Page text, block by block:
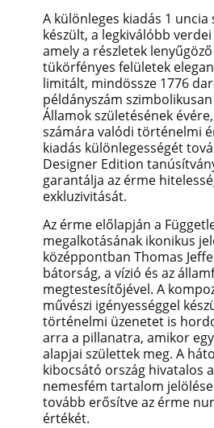
A különleges kiadás 1 uncia
készült, a legkiválóbb verdei
amely a részletek
tükörfényes felületek
limitált, mindössze 1776
példányszám
Államok születésének
számára valódi történelmi
kiadás különlegességét
Designer Edition
garantálja az érme
exkluzivitását.
Az érme előlapján a
megalkotásának ikonikus
középpontban Thomas
bátorság, a vízió és az
megtestesítőjével. A
művészi igényességgel
történelmi üzenetet is
arra a pillanatra, amikor
alapjai születtek meg. A
kibocsátó ország hivatalos
nemesfém tartalom
tovább erősítve az érme
értékét.